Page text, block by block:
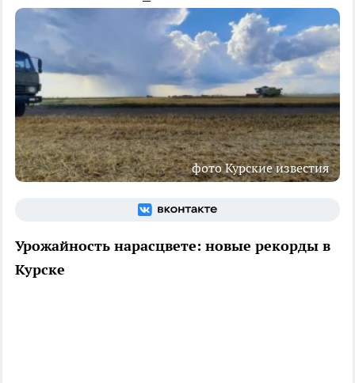
фото Курские известия
Урожайность нарасцвете: новые рекорды в
Курске